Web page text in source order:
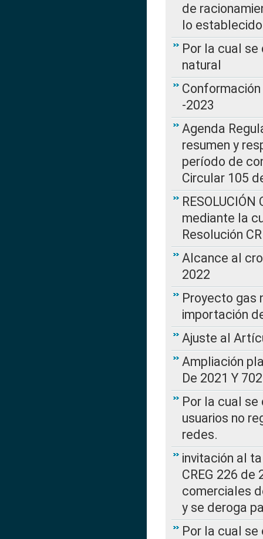
de
lo
Por la cual
natural
-2023
Agenda
resumen y
período de
Circular 105
mediante la
Resolución
Alcance al
2022
Proyecto gas
importación
Ajuste al
Ampliación
De 2021 Y
Por la cual
usuarios no
redes.
invitación al
CREG 226
comerciales
y se deroga
Por la cual